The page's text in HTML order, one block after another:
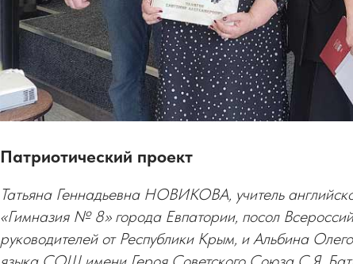
Патриотический проект
Татьяна Геннадьевна НОВИКОВА, учитель
«Гимназия № 8» города Евпатории, посол
руководителей от Республики Крым, и Альбина